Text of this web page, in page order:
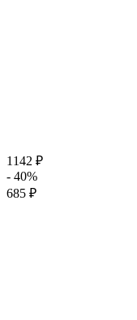
1142 ₽
- 40%
685 ₽